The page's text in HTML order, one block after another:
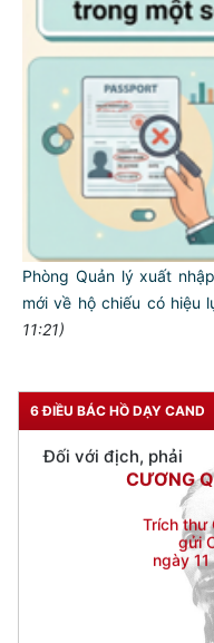
Phòng Quản lý xuất
mới về hộ chiếu có hiệu
11:21)
6 ĐIỀU BÁC HỒ DẠY CAND
NGƯỜI
Đối với tự mình, phải
CẦN,
Đối với đồng sự, phải
Đối với chính phủ,
TUYỆT
Đối với nhân dân,
KÍNH
Đối với công việc,
CƯƠNG
Trích thư
gửi
ngày